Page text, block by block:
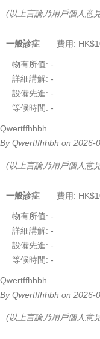
(以上言論乃用戶個人意
一般診症 費用:
物有所值: -
詳細講解: -
設備先進: -
等候時間: -
Qwertffhhbh
By Qwertffhhbh on 2026-
(以上言論乃用戶個人意
一般診症 費用:
物有所值: -
詳細講解: -
設備先進: -
等候時間: -
Qwertffhhbh
By Qwertffhhbh on 2026-
(以上言論乃用戶個人意